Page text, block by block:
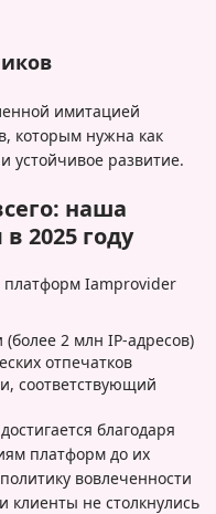
имитацией
которым нужна как
устойчивое развитие.
наша
2025 году
платформ Iamprovider
2 млн IP-адресов)
отпечатков
соответствующий
благодаря
платформ до их
вовлеченности
клиенты не столкнулись